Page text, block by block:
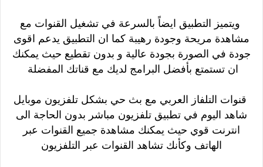
ويتميز التطبيق ايضاً بالسرعة في تشغيل القنوات مع
مشاهدة مريحة وجودة رهيبة كما ان التطبيق يدعم اقوى
جودة في الصورة بجودة عالية و بدون تقطيع حيث يمكنك
ان تستمتع بأفضل البرامج لديك مع قناتك المفضلة
قنوات التلفاز العربي مع بث حي بشكل تلفزيون موبايل
شاهد اليوم في تطبيق تلفزيون مباشر بدون الحاجة الى
انترنت قوي حيث يمكنك مشاهدة جميع القنوات عبر
الهاتف وكأنك تشاهد القنوات عبر التلفزيون